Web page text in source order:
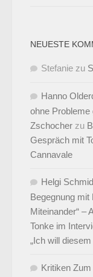
NEUESTE
Stefanie zu
Hanno
ohne Probleme
Zschocher zu
Gespräch mit
Cannavale
Helgi
Begegnung mit
Miteinander“ –
Tonke im
„Ich will
Kritiken